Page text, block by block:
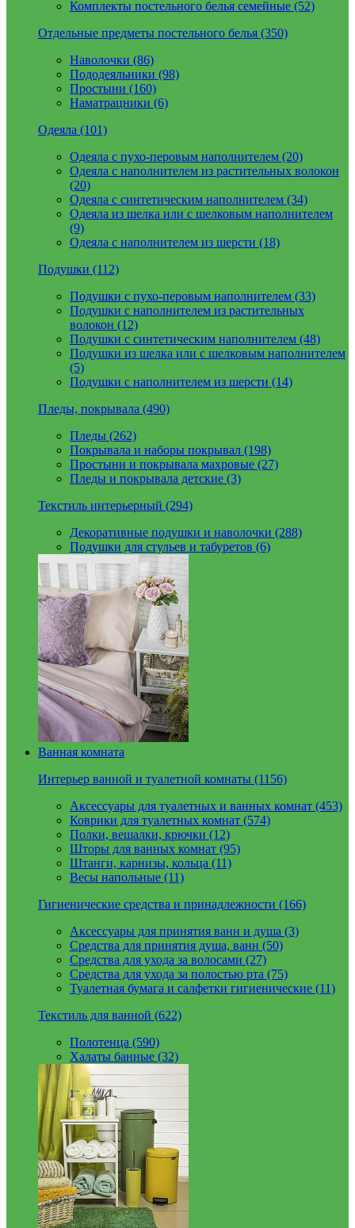
Комплекты постельного белья семейные (52)
Отдельные предметы постельного белья (350)
Наволочки (86)
Пододеяльники (98)
Простыни (160)
Наматрацники (6)
Одеяла (101)
Одеяла с пухо-перовым наполнителем (20)
Одеяла с наполнителем из растительных волокон
(20)
Одеяла с синтетическим наполнителем (34)
Одеяла из шелка или с шелковым наполнителем
(9)
Одеяла с наполнителем из шерсти (18)
Подушки (112)
Подушки с пухо-перовым наполнителем (33)
Подушки с наполнителем из растительных
волокон (12)
Подушки с синтетическим наполнителем (48)
Подушки из шелка или с шелковым наполнителем
(5)
Подушки с наполнителем из шерсти (14)
Пледы, покрывала (490)
Пледы (262)
Покрывала и наборы покрывал (198)
Простыни и покрывала махровые (27)
Пледы и покрывала детские (3)
Текстиль интерьерный (294)
Декоративные подушки и наволочки (288)
Подушки для стульев и табуретов (6)
Ванная комната
Интерьер ванной и туалетной комнаты (1156)
Аксессуары для туалетных и ванных комнат (453)
Коврики для туалетных комнат (574)
Полки, вешалки, крючки (12)
Шторы для ванных комнат (95)
Штанги, карнизы, кольца (11)
Весы напольные (11)
Гигиенические средства и принадлежности (166)
Аксессуары для принятия ванн и душа (3)
Средства для принятия душа, ванн (50)
Средства для ухода за волосами (27)
Средства для ухода за полостью рта (75)
Туалетная бумага и салфетки гигиенические (11)
Текстиль для ванной (622)
Полотенца (590)
Халаты банные (32)